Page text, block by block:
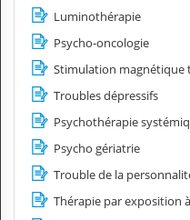
Luminothérapie
Psycho-oncologie
Stimulation magnétique
Troubles dépressifs
Psychothérapie
Psycho gériatrie
Trouble de la
Thérapie par exposition